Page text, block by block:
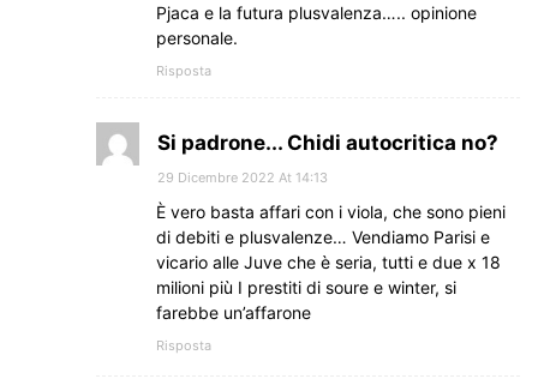
Pjaca e la futura plusvalenza….. opinione
personale.
Risposta
Si padrone... Chidi autocritica no?
29 Dicembre 2022 At 14:13
È vero basta affari con i viola, che sono pieni
di debiti e plusvalenze… Vendiamo Parisi e
vicario alle Juve che è seria, tutti e due x 18
milioni più I prestiti di soure e winter, si
farebbe un’affarone
Risposta